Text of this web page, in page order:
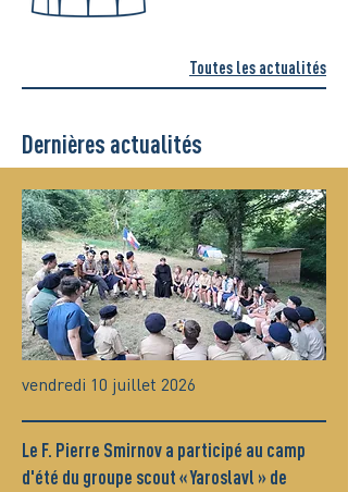
Toutes les actualités
Dernières actualités
vendredi 10 juillet 2026
Le F. Pierre Smirnov a participé au camp
d'été du groupe scout « Yaroslavl » de